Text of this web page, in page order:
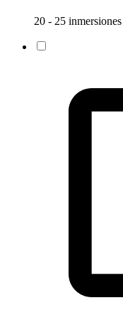
20 - 25 inmersiones